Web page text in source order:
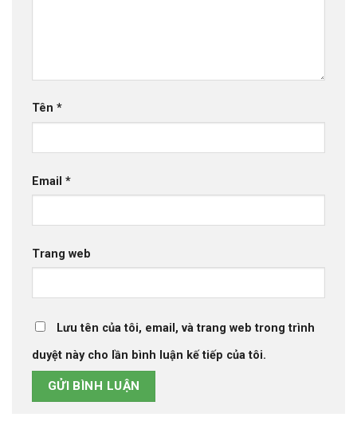
Tên *
Email *
Trang web
Lưu tên của tôi, email, và trang web trong trình
duyệt này cho lần bình luận kế tiếp của tôi.